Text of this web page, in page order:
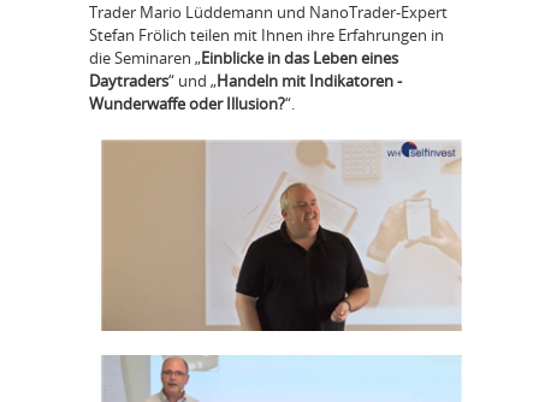
Trader Mario Lüddemann und NanoTrader-Expert
Stefan Frölich teilen mit Ihnen ihre Erfahrungen in
die Seminaren „Einblicke in das Leben eines
Daytraders“ und „Handeln mit Indikatoren -
Wunderwaffe oder Illusion?“.